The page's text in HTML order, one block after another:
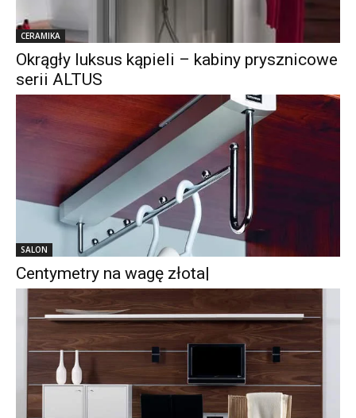
CERAMIKA
Okrągły luksus kąpieli – kabiny prysznicowe
serii ALTUS
SALON
Centymetry na wagę złota|